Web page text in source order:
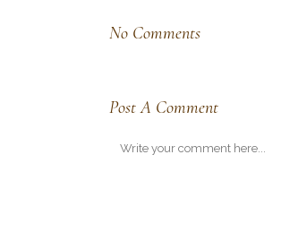
No Comments
Post A Comment